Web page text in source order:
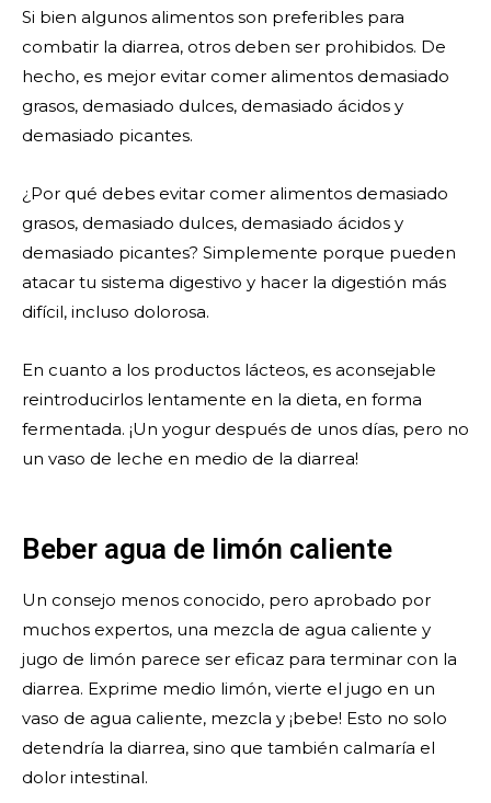
Si bien algunos alimentos son preferibles para
combatir la diarrea, otros deben ser prohibidos. De
hecho, es mejor evitar comer alimentos demasiado
grasos, demasiado dulces, demasiado ácidos y
demasiado picantes.
¿Por qué debes evitar comer alimentos demasiado
grasos, demasiado dulces, demasiado ácidos y
demasiado picantes? Simplemente porque pueden
atacar tu sistema digestivo y hacer la digestión más
difícil, incluso dolorosa.
En cuanto a los productos lácteos, es aconsejable
reintroducirlos lentamente en la dieta, en forma
fermentada. ¡Un yogur después de unos días, pero no
un vaso de leche en medio de la diarrea!
Beber agua de limón caliente
Un consejo menos conocido, pero aprobado por
muchos expertos, una mezcla de agua caliente y
jugo de limón parece ser eficaz para terminar con la
diarrea. Exprime medio limón, vierte el jugo en un
vaso de agua caliente, mezcla y ¡bebe! Esto no solo
detendría la diarrea, sino que también calmaría el
dolor intestinal.